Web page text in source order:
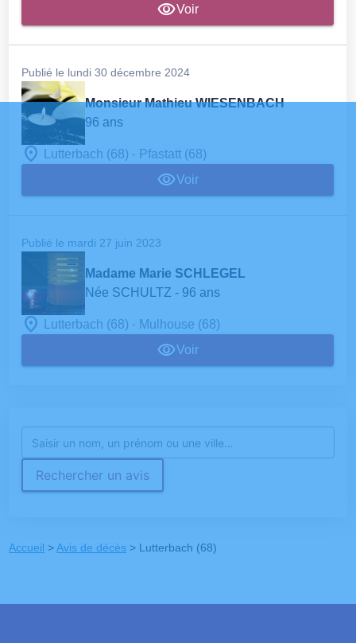
Voir
Publié le lundi 30 décembre 2024
Monsieur Mathieu WIESENBACH
96 ans
Lutterbach (68) - Pfastatt (68)
Voir
Publié le mardi 27 juin 2023
Madame Marie SCHLEGEL
Née SCHULTZ - 96 ans
Lutterbach (68) - Mulhouse (68)
Voir
Rechercher un avis
Accueil > Avis de décès > Lutterbach (68)